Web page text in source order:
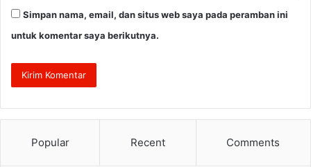
Simpan nama, email, dan situs web saya pada peramban ini
untuk komentar saya berikutnya.
Popular Recent Comments